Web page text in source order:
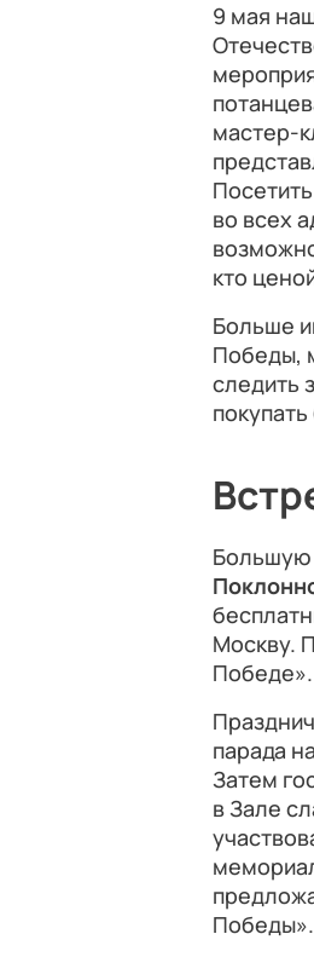
9 мая
мастер-
во всех
кто
Больше
Победы,
следить
Большую
Москву.
Победе».
парада
Затем
в Зале